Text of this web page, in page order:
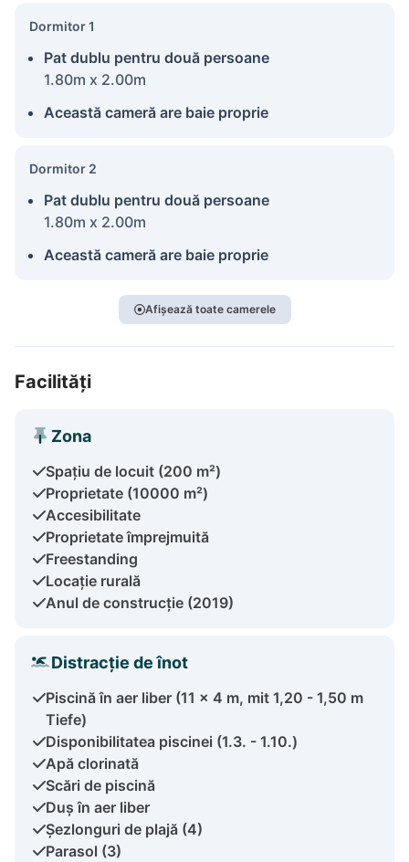
Dormitor 1
Pat dublu pentru două persoane
1.80m x 2.00m
Această cameră are baie proprie
Dormitor 2
Pat dublu pentru două persoane
1.80m x 2.00m
Această cameră are baie proprie
Afișează toate camerele
Facilități
Zona
Spațiu de locuit (200 m²)
Proprietate (10000 m²)
Accesibilitate
Proprietate împrejmuită
Freestanding
Locație rurală
Anul de construcție (2019)
Distracție de înot
Piscină în aer liber (11 x 4 m, mit 1,20 - 1,50 m
Tiefe)
Disponibilitatea piscinei (1.3. - 1.10.)
Apă clorinată
Scări de piscină
Duș în aer liber
Șezlonguri de plajă (4)
Parasol (3)